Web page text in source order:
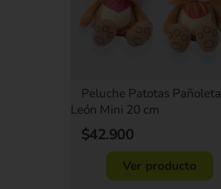
Peluche Patotas Pañoleta
León Mini 20 cm
$42.900
Ver producto